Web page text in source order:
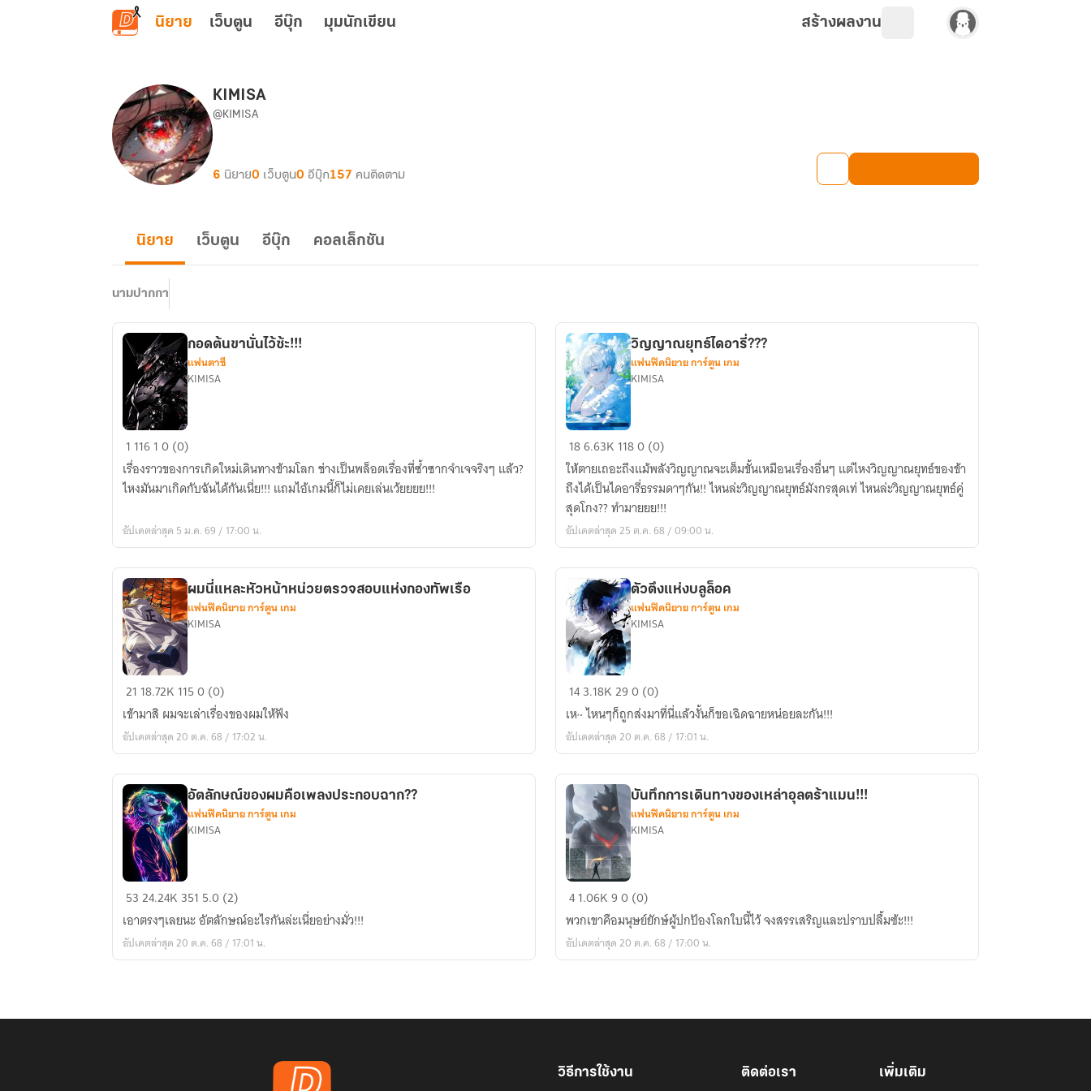
ข้ามไปยังเนื้อหาหลัก
นิยาย เว็บตูน อีบุ๊ก มุมนักเขียน สร้างผลงาน
KIMISA
@KIMISA
6 นิยาย0 เว็บตูน0 อีบุ๊ก157 คนติดตาม
นิยาย เว็บตูน อีบุ๊ก คอลเล็กชัน
นามปากกา
กอด
ต้น
ขา
นั่น
ซ้ะ!!!
กอดต้นขานั่นไว้ซ้ะ!!!
แฟนตาซี
KIMISA
1 11610 (0)
เรื่องราวของการเกิดใหม่เดินทางข้ามโลก ช่างเป็นพล็อตเรื่องที่ซ้ำซากจำเจจริงๆ แล้ว?
ไหงมันมาเกิดกับฉันได้กันเนี่ย!!! แถมไอ้เกมนี้ก็ไม่เคยเล่นเว้ยยยย!!!
อัปเดตล่าสุด 5 ม.ค. 69 / 17:00 น.
วิญญาณ
ยุทธ์
ไดอารี่???
วิญญาณยุทธ์ไดอารี่???
แฟนฟิคนิยาย การ์ตูน เกม
KIMISA
186.63K 1180 (0)
ให้ตายเถอะถึงแม้พลังวิญญาณจะเต็มขั้นเหมือนเรื่องอื่นๆ แต่ไหงวิญญาณยุทธ์ของข้า
ถึงได้เป็นไดอารี่ธรรมดาๆกัน!! ไหนล่ะวิญญาณยุทธ์มังกรสุดเท่ ไหนล่ะวิญญาณยุทธ์คู่
สุดโกง?? ทำมายยย!!!
อัปเดตล่าสุด 25 ต.ค. 68 / 09:00 น.
ผม
นี่
แหละ
หัวหน้า
ตรวจ
สอบ
แห่ง
กองทัพ
เรือ
ผมนี่แหละหัวหน้าหน่วยตรวจสอบแห่งกองทัพเรือ
แฟนฟิคนิยาย การ์ตูน เกม
KIMISA
21 18.72K 1150 (0)
เข้ามาสิ ผมจะเล่าเรื่องของผมให้ฟัง
อัปเดตล่าสุด 20 ต.ค. 68 / 17:02 น.
ตัว
แห่
งบ
ล็อค
ตัวตึงแห่งบลูล็อค
แฟนฟิคนิยาย การ์ตูน เกม
KIMISA
143.18K290 (0)
เห~ ไหนๆก็ถูกส่งมาที่นี่แล้วงั้นก็ขอเฉิดฉายหน่อยละกัน!!!
อัปเดตล่าสุด 20 ต.ค. 68 / 17:01 น.
อัต
ของ
ผม
อัตลักษณ์ของผมคือเพลงประกอบฉาก??
แฟนฟิคนิยาย การ์ตูน เกม
KIMISA
5324.24K 351 5.0 (2)
เอาตรงๆเลยนะ อัตลักษณ์อะไรกันล่ะเนี่ยอย่างมั่ว!!!
อัปเดตล่าสุด 20 ต.ค. 68 / 17:01 น.
บันทึก
เดิน
ทาง
แมน!!!
บันทึกการเดินทางของเหล่าอุลตร้าแมน!!!
แฟนฟิคนิยาย การ์ตูน เกม
KIMISA
41.06K90 (0)
พวกเขาคือมนุษย์ยักษ์ผู้ปกปัองโลกใบนี้ไว้ จงสรรเสริญและปราบปลื้มฃ้ะ!!!
อัปเดตล่าสุด 20 ต.ค. 68 / 17:00 น.
วิธีการใช้งาน ติดต่อเรา เพิ่มเติม